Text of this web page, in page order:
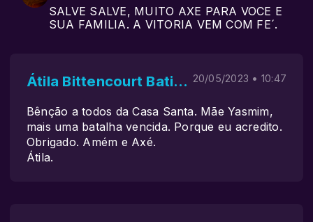
SALVE SALVE, MUITO AXE PARA VOCE E
SUA FAMILIA. A VITORIA VEM COM FE´.
Átila Bittencourt Batista 20/05/2023 • 10:47
Bênção a todos da Casa Santa. Mãe Yasmim,
mais uma batalha vencida. Porque eu acredito.
Obrigado. Amém e Axé.
Átila.